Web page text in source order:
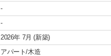
-
-
2026年 7月 (新築)
アパート/木造